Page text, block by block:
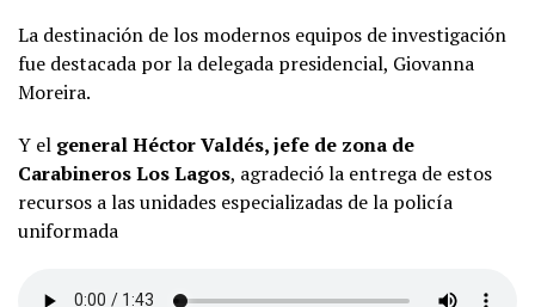
La destinación de los modernos equipos de investigación
fue destacada por la delegada presidencial, Giovanna
Moreira.
Y el general Héctor Valdés, jefe de zona de
Carabineros Los Lagos, agradeció la entrega de estos
recursos a las unidades especializadas de la policía
uniformada